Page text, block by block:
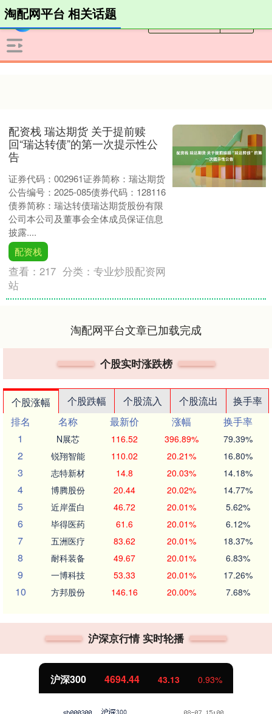
淘配网平台 相关话题
配资栈 瑞达期货 关于提前赎
回“瑞达转债”的第一次提示性公
告
证券代码：002961证券简称：瑞达期货
公告编号：2025-085债券代码：128116
债券简称：瑞达转债瑞达期货股份有限
公司本公司及董事会全体成员保证信息
披露....
配资栈
查看：217 分类：专业炒股配资网
站
淘配网平台文章已加载完成
个股实时涨跌榜
个股涨幅 个股跌幅 个股流入 个股流出
换手率
排名
名称 最新价 涨幅
换手率
1
N展芯 116.52 396.89% 79.39%
2 锐翔智能 110.02 20.21% 16.80%
3 志特新材 14.8 20.03% 14.18%
4 博腾股份 20.44 20.02% 14.77%
5 近岸蛋白 46.72 20.01% 5.62%
6 毕得医药 61.6 20.01% 6.12%
7 五洲医疗 83.62 20.01% 18.37%
8 耐科装备 49.67 20.01% 6.83%
9 一博科技 53.33 20.01% 17.26%
10 方邦股份 146.16 20.00% 7.68%
沪深京行情 实时轮播
沪深300 4694.44 43.13 0.93%